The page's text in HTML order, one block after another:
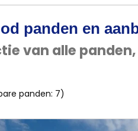
panden en
van alle
panden: 7)